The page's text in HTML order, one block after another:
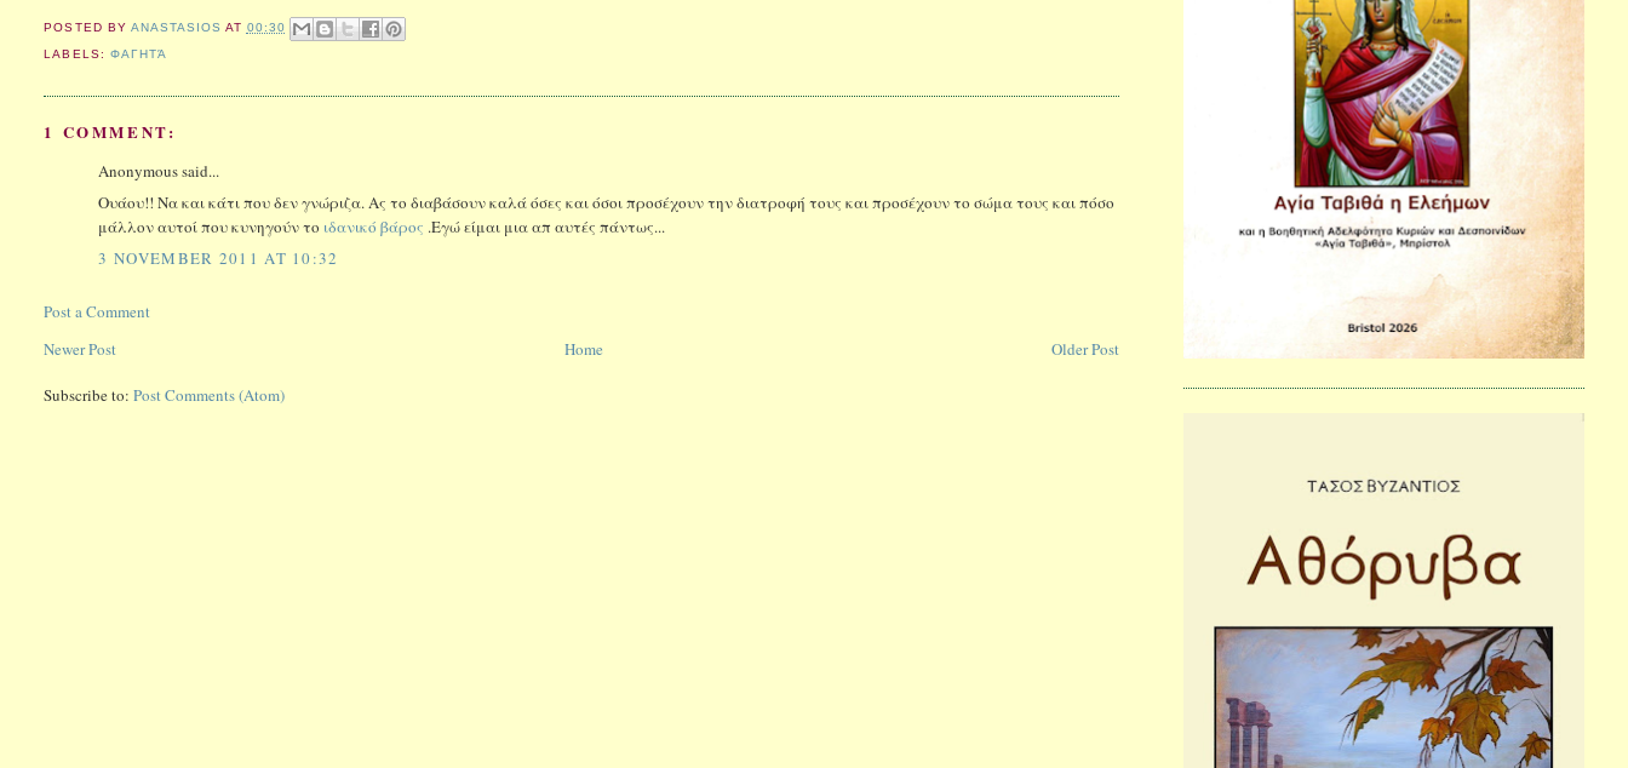
POSTED BY ANASTASIOS AT 00:30
LABELS: ΦΑΓΗΤΆ
1 COMMENT:
Anonymous said...
Ουάου!! Να και κάτι που δεν γνώριζα. Ας το διαβάσουν καλά όσες και όσοι προσέχουν την διατροφή τους και προσέχουν το σώμα τους και πόσο
μάλλον αυτοί που κυνηγούν το ιδανικό βάρος .Εγώ είμαι μια απ αυτές πάντως...
3 NOVEMBER 2011 AT 10:32
Post a Comment
Newer Post
Older Post
Home
Subscribe to:Post Comments (Atom)